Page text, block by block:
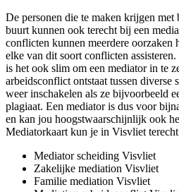
De personen die te maken krijgen
buurt kunnen ook terecht bij een
conflicten kunnen meerdere oorzaken
elke van dit soort conflicten
is het ook slim om een mediator in te
arbeidsconflict ontstaat tussen diverse
weer inschakelen als ze bijvoorbeeld
plagiaat. Een mediator is dus voor
en kan jou hoogstwaarschijnlijk ook
Mediatorkaart kun je in Visvliet
Mediator scheiding Visvliet
Zakelijke mediation Visvliet
Familie mediation Visvliet